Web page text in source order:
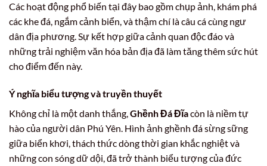
Các hoạt động phổ biến tại đây bao gồm chụp ảnh, khám phá
các khe đá, ngắm cảnh biển, và thậm chí là câu cá cùng ngư
dân địa phương. Sự kết hợp giữa cảnh quan độc đáo và
những trải nghiệm văn hóa bản địa đã làm tăng thêm sức hút
cho điểm đến này.
Ý nghĩa biểu tượng và truyền thuyết
Không chỉ là một danh thắng,Ghềnh Đá Đĩacòn là niềm tự
hào của người dân Phú Yên. Hình ảnh ghềnh đá sừng sững
giữa biển khơi, thách thức dòng thời gian khắc nghiệt và
những con sóng dữ dội, đã trở thành biểu tượng của đức